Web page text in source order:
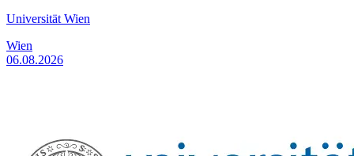
Universität Wien
Wien
06.08.2026